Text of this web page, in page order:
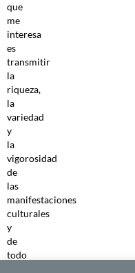
que
me
interesa
es
transmitir
la
riqueza,
la
variedad
y
la
vigorosidad
de
las
manifestaciones
culturales
y
de
todo